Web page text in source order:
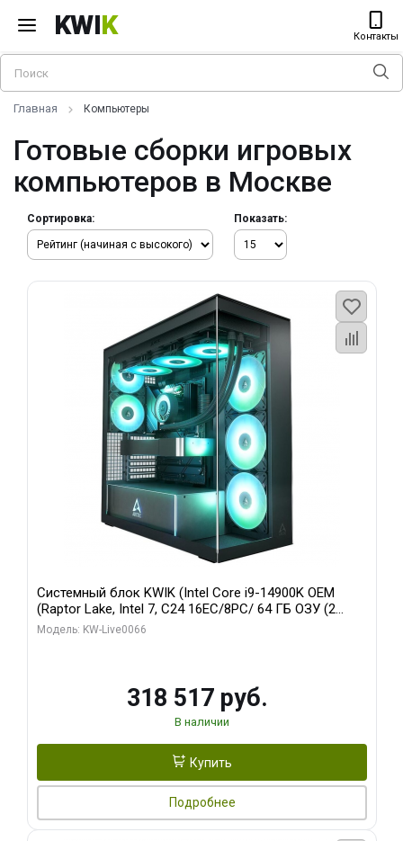
KWIK Контакты
Главная Компьютеры
Готовые сборки игровых
компьютеров в Москве
Сортировка: Показать:
Системный блок KWIK (Intel Core i9-14900K OEM
(Raptor Lake, Intel 7, C24 16EC/8PC/ 64 ГБ ОЗУ (2
модуля)/ Gigabyte RTX5080 XTREME WATERFORCE
Модель: KW-Live0066
318 517 руб.
В наличии
Купить
Подробнее